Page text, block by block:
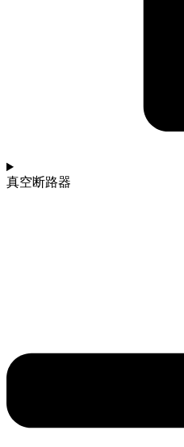
真空断路器